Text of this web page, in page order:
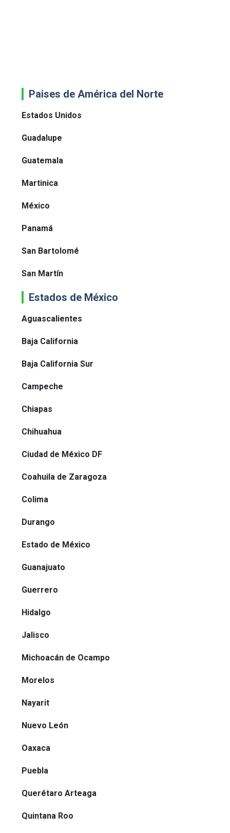
Paises de América del Norte
Estados Unidos
Guadalupe
Guatemala
Martinica
México
Panamá
San Bartolomé
San Martín
Estados de México
Aguascalientes
Baja California
Baja California Sur
Campeche
Chiapas
Chihuahua
Ciudad de México DF
Coahuila de Zaragoza
Colima
Durango
Estado de México
Guanajuato
Guerrero
Hidalgo
Jalisco
Michoacán de Ocampo
Morelos
Nayarit
Nuevo León
Oaxaca
Puebla
Querétaro Arteaga
Quintana Roo